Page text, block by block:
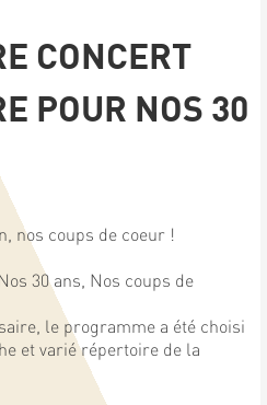
CONCERT
POUR NOS 30
nos coups de coeur !
30 ans, Nos coups de
le programme a été choisi
et varié répertoire de la